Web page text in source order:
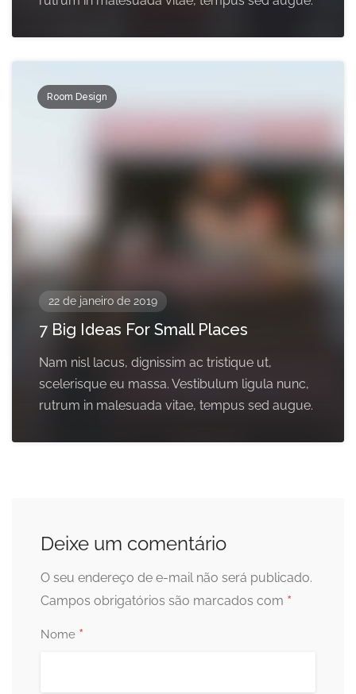
Room Design
22 de janeiro de 2019
7 Big Ideas For Small Places
Nam nisl lacus, dignissim ac tristique ut,
scelerisque eu massa. Vestibulum ligula nunc,
rutrum in malesuada vitae, tempus sed augue.
Deixe um comentário
O seu endereço de e-mail não será publicado.
Campos obrigatórios são marcados com *
Nome *